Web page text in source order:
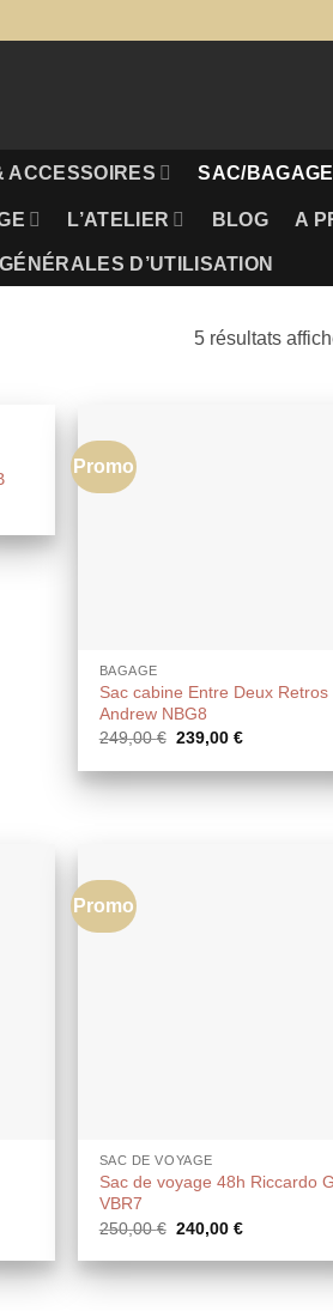
ACCESSOIRES SAC/
L’ATELIER BLOG A
D’UTILISATION
5 résultats
Promo
BAGAGE
Sac cabine Entre Deux Retros
Andrew NBG8
249,00€ Le
initial
était :
239,00€Le
actuel
est :
Promo
SAC DE VOYAGE
Sac de voyage 48h Riccardo
VBR7
250,00€ Le
initial
était :
240,00€Le
actuel
est :